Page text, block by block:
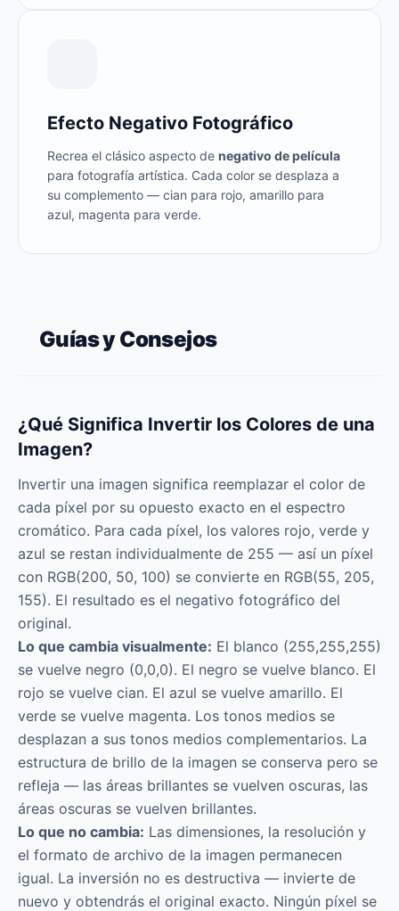
Efecto Negativo Fotográfico
Recrea el clásico aspecto de negativo de película
para fotografía artística. Cada color se desplaza a
su complemento — cian para rojo, amarillo para
azul, magenta para verde.
Guías y Consejos
¿Qué Significa Invertir los Colores de una
Imagen?
Invertir una imagen significa reemplazar el color de
cada píxel por su opuesto exacto en el espectro
cromático. Para cada píxel, los valores rojo, verde y
azul se restan individualmente de 255 — así un píxel
con RGB(200, 50, 100) se convierte en RGB(55, 205,
155). El resultado es el negativo fotográfico del
original.
Lo que cambia visualmente: El blanco (255,255,255)
se vuelve negro (0,0,0). El negro se vuelve blanco. El
rojo se vuelve cian. El azul se vuelve amarillo. El
verde se vuelve magenta. Los tonos medios se
desplazan a sus tonos medios complementarios. La
estructura de brillo de la imagen se conserva pero se
refleja — las áreas brillantes se vuelven oscuras, las
áreas oscuras se vuelven brillantes.
Lo que no cambia: Las dimensiones, la resolución y
el formato de archivo de la imagen permanecen
igual. La inversión no es destructiva — invierte de
nuevo y obtendrás el original exacto. Ningún píxel se